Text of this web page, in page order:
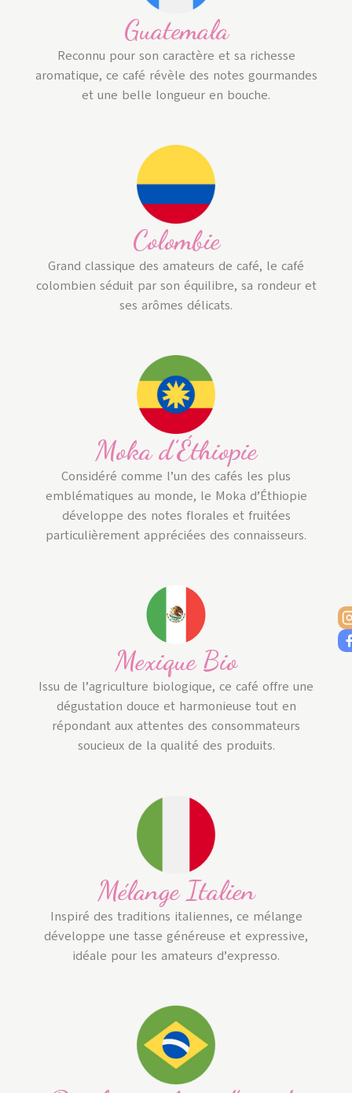
Guatemala
Reconnu pour son caractère et sa richesse
aromatique, ce café révèle des notes gourmandes
et une belle longueur en bouche.
Colombie
Grand classique des amateurs de café, le café
colombien séduit par son équilibre, sa rondeur et
ses arômes délicats.
Moka d’Éthiopie
Considéré comme l’un des cafés les plus
emblématiques au monde, le Moka d’Éthiopie
développe des notes florales et fruitées
particulièrement appréciées des connaisseurs.
Mexique Bio
Issu de l’agriculture biologique, ce café offre une
dégustation douce et harmonieuse tout en
répondant aux attentes des consommateurs
soucieux de la qualité des produits.
Mélange Italien
Inspiré des traditions italiennes, ce mélange
développe une tasse généreuse et expressive,
idéale pour les amateurs d’expresso.